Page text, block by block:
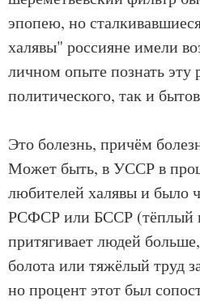
эпопею, но
халявы" россияне имели
личном опыте познать эту
политического, так и
Это болезнь, причём
Может быть, в УССР в
любителей халявы и было
РСФСР или БССР (тёплый
притягивает людей
болота или тяжёлый труд
но процент этот был